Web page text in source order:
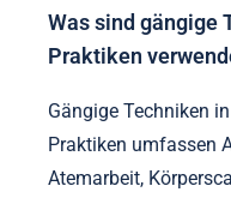
Was sind gängige
Praktiken
Gängige Techniken
Praktiken umfassen
Atemarbeit,